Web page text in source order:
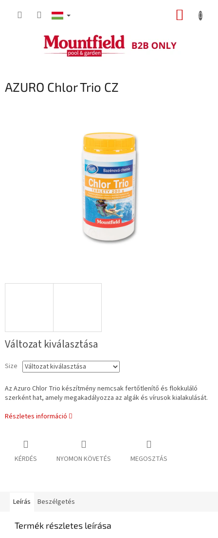
KOSÁR
AZURO Chlor Trio CZ
Változat kiválasztása
Size
Az Azuro Chlor Trio készítmény nemcsak fertőtlenítő és flokkuláló
szerként hat, amely megakadályozza az algák és vírusok kialakulását.
Részletes információ
KÉRDÉS NYOMON KÖVETÉS MEGOSZTÁS
Leírás Beszélgetés
Termék részletes leírása